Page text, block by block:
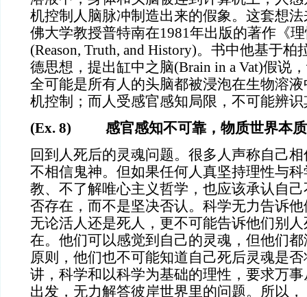
机控制人脑脉冲制造出来的假象。这套想
佛大学教授普特南在1981年出版的著作《
(Reason, Truth, and History)。书中他基于
德思想，提出缸中之脑(Brain in a Vat)假说
全可能是所有人的头脑都被浸泡在生物溶
机控制；而人受感官感知局限，不可能辨
(Ex. 8) 感官感知不可靠，物质世界本质
回到人死后的灵魂问题。很多人声称自己
不相信鬼神。但如果任何人真坚持理性与
教、不了解唯心主义哲学，也应该承认自
否存在，而不是坚决否认。科学无力告诉
无论活人还是死人，更不可能告诉他们别
在。他们可以感觉到自己的灵魂，但他们
原则，他们也不可能知道自己死后灵魂是
讲，科学和以科学为基础的理性，要求万
出发，无力解答彼岸世界里的问题。所以，